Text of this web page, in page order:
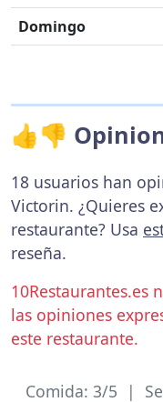
Domingo
👍👎
18 usuarios han
Victorin. ¿Quieres
restaurante? Usa
reseña.
10Restaurantes.es
las opiniones
este restaurante.
Comida: 3/5 |